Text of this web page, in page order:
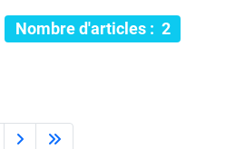
Nombre d'articles : 2